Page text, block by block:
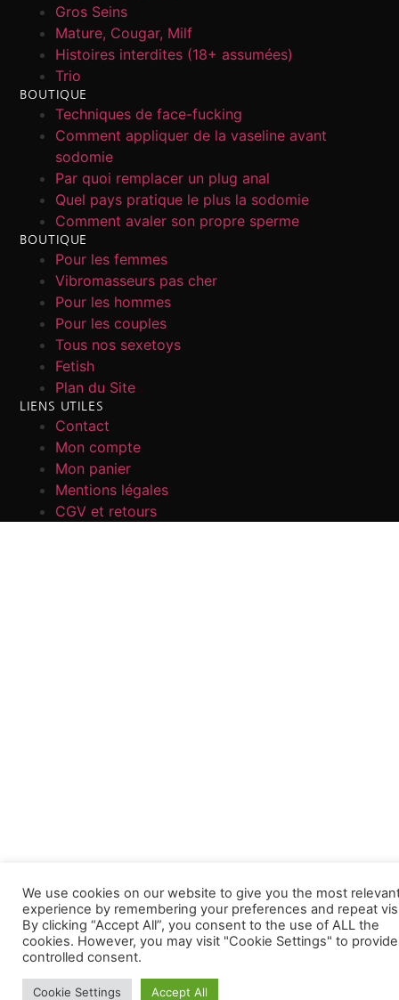
Gros Seins
Mature, Cougar, Milf
Histoires interdites (18+ assumées)
Trio
BOUTIQUE
Techniques de face-fucking
Comment appliquer de la vaseline avant
sodomie
Par quoi remplacer un plug anal
Quel pays pratique le plus la sodomie
Comment avaler son propre sperme
BOUTIQUE
Pour les femmes
Vibromasseurs pas cher
Pour les hommes
Pour les couples
Tous nos sexetoys
Fetish
Plan du Site
LIENS UTILES
Contact
Mon compte
Mon panier
Mentions légales
CGV et retours
We use cookies on our website to give you the most
experience by remembering your preferences and repeat
By clicking “Accept All”, you consent to the use of ALL the
cookies. However, you may visit "Cookie Settings" to
controlled consent.
Cookie Settings Accept All